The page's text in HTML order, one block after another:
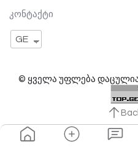
კონტაქტი
GE
© ყველა უფლება